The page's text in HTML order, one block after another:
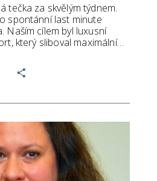
tečka za skvělým týdnem.
spontánní last minute
Naším cílem byl luxusní
který sliboval maximální…